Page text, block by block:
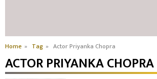
Home » Tag » Actor Priyanka Chopra
ACTOR PRIYANKA CHOPRA